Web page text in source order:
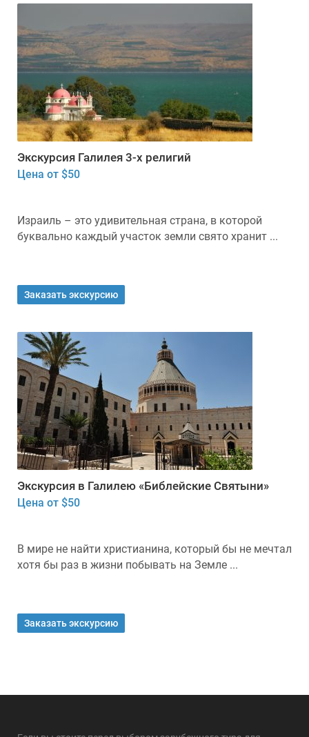
Экскурсия Галилея 3-х религий
Цена от $50
Израиль – это удивительная страна, в которой
буквально каждый участок земли свято хранит ...
Заказать экскурсию
Экскурсия в Галилею «Библейские Святыни»
Цена от $50
В мире не найти христианина, который бы не мечтал
хотя бы раз в жизни побывать на Земле ...
Заказать экскурсию